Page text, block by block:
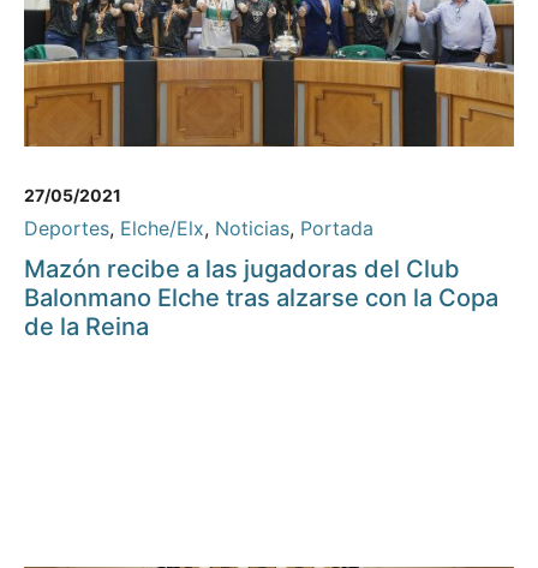
27/05/2021
Deportes, Elche/Elx, Noticias, Portada
Mazón recibe a las jugadoras del Club
Balonmano Elche tras alzarse con la Copa
de la Reina